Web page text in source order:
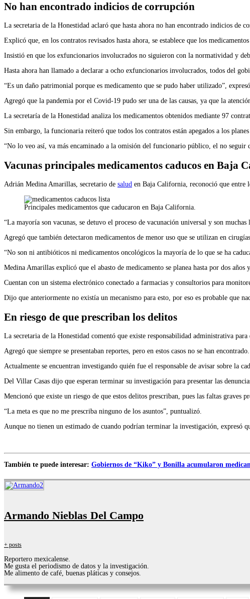
No han encontrado indicios de corrupción
La secretaria de la Honestidad aclaró que hasta ahora no han encontrado indicios de
Explicó que, en los contratos revisados hasta ahora, se establece que los
Insistió en que los exfuncionarios involucrados no siguieron con la normatividad y
Hasta ahora han llamado a declarar a ocho exfuncionarios involucrados, todos del
“Es un daño patrimonial porque es medicamento que se pudo haber utilizado”,
Agregó que la pandemia por el Covid-19 pudo ser una de las causas, ya que la
La secretaría de la Honestidad analiza los medicamentos obtenidos mediante 97
Sin embargo, la funcionaria reiteró que todos los contratos están apegados a los
“No lo veo así, va más encaminado a la omisión del funcionario público, el no
Vacunas principales medicamentos caducos en Baja
Adrián Medina Amarillas, secretario de salud en Baja California, reconoció que entre
Principales medicamentos que caducaron en Baja California.
“La mayoría son vacunas, se detuvo el proceso de vacunación universal y son
Agregó que también detectaron medicamentos de menor uso que se utilizan en
“No son ni antibióticos ni medicamentos oncológicos la mayoría de lo que se ha
Medina Amarillas explicó que el abasto de medicamento se planea hasta por dos años
Cuentan con un sistema electrónico conectado a farmacias y consultorios para
Dijo que anteriormente no existía un mecanismo para esto, por eso es probable que
En riesgo de que prescriban los delitos
La secretaria de la Honestidad comentó que existe responsabilidad administrativa
Agregó que siempre se presentaban reportes, pero en estos casos no se han
Actualmente se encuentran investigando quién fue el responsable de avisar sobre la
Del Villar Casas dijo que esperan terminar su investigación para presentar las
Mencionó que existe un riesgo de que estos delitos prescriban, pues las faltas graves
“La meta es que no me prescriba ninguno de los asuntos”, puntualizó.
Aunque no tienen un estimado de cuando podrían terminar la investigación, expresó
También te puede interesar: Gobiernos de “Kiko” y Bonilla acumularon
Armando Nieblas Del Campo
+ posts
Reportero mexicalense.
Me gusta el periodismo de datos y la investigación.
Me alimento de café, buenas pláticas y consejos.